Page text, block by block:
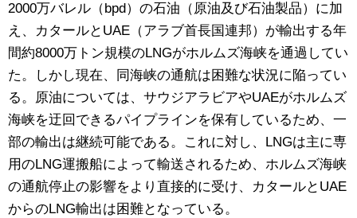
2000万バレル（bpd）の石油（原油及び石油製品）に加
え、カタールとUAE（アラブ首長国連邦）が輸出する年
間約8000万トン規模のLNGがホルムズ海峡を通過してい
た。しかし現在、同海峡の通航は困難な状況に陥ってい
る。原油については、サウジアラビアやUAEがホルムズ
海峡を迂回できるパイプラインを保有しているため、一
部の輸出は継続可能である。これに対し、LNGは主に専
用のLNG運搬船によって輸送されるため、ホルムズ海峡
の通航停止の影響をより直接的に受け、カタールとUAE
からのLNG輸出は困難となっている。